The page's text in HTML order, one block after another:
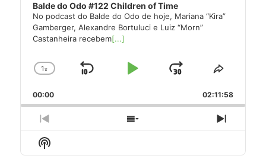
Balde do Odo #122 Children of Time
No podcast do Balde do Odo de hoje, Mariana “Kira”
Gamberger, Alexandre Bortuluci e Luiz “Morn”
Castanheira recebem[...]
Change
Rate
1x
Skip
Play
Jump
Forward
Share
Episode
00:00 02:11:58
Previous
Episode
Show
Episodes
Next
Episode
Show
Podcast